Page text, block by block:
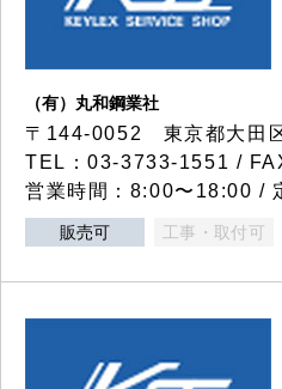
（有）丸和鋼業社
〒144-0052 東京都大田
TEL：03-3733-1551 /
営業時間：8:00〜18:00 /
販売可 工事・取付可